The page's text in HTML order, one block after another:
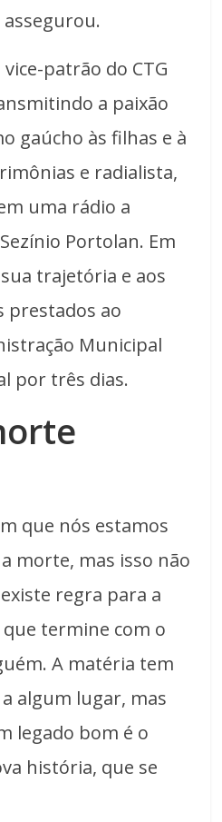
assegurou.
patrão do CTG
a paixão
gaúcho às filhas e à
e radialista,
uma rádio a
Portolan. Em
trajetória e aos
prestados ao
Municipal
por três dias.
que nós estamos
morte, mas isso não
regra para a
que termine com o
A matéria tem
algum lugar, mas
legado bom é o
história, que se